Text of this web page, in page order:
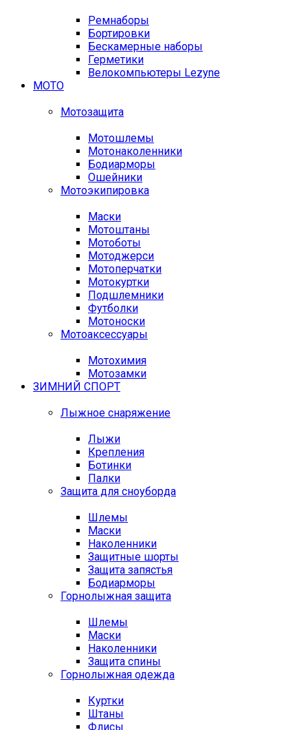
Ремнаборы
Бортировки
Бескамерные наборы
Герметики
Велокомпьютеры Lezyne
МОТО
Мотозащита
Мотошлемы
Мотонаколенники
Бодиарморы
Ошейники
Мотоэкипировка
Маски
Мотоштаны
Мотоботы
Мотоджерси
Мотоперчатки
Мотокуртки
Подшлемники
Футболки
Мотоноски
Мотоаксессуары
Мотохимия
Мотозамки
ЗИМНИЙ СПОРТ
Лыжное снаряжение
Лыжи
Крепления
Ботинки
Палки
Защита для сноуборда
Шлемы
Маски
Наколенники
Защитные шорты
Защита запястья
Бодиарморы
Горнолыжная защита
Шлемы
Маски
Наколенники
Защита спины
Горнолыжная одежда
Куртки
Штаны
Флисы